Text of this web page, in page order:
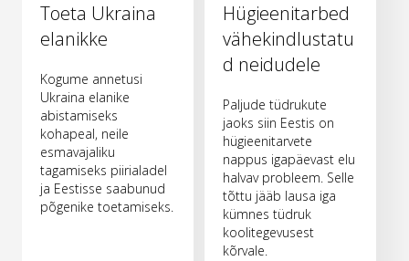
Toeta Ukraina
elanikke
Kogume annetusi
Ukraina elanike
abistamiseks
kohapeal, neile
esmavajaliku
tagamiseks piirialadel
ja Eestisse saabunud
põgenike toetamiseks.
Hügieenitarbed
vähekindlustatu
d neidudele
Paljude tüdrukute
jaoks siin Eestis on
hügieenitarvete
nappus igapäevast elu
halvav probleem. Selle
tõttu jääb lausa iga
kümnes tüdruk
koolitegevusest
kõrvale.